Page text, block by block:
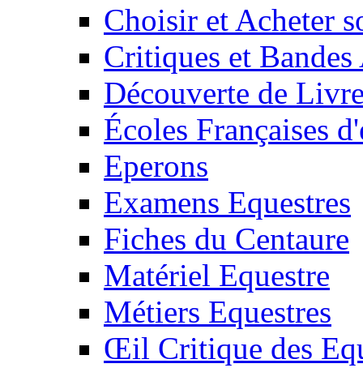
Choisir et Acheter
Critiques et
Découverte de
Écoles Françaises
Eperons
Examens Equestres
Fiches du Centaure
Matériel Equestre
Métiers Equestres
Œil Critique des